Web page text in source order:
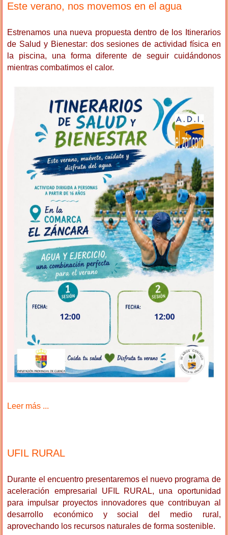
Este verano, nos movemos en el agua
Estrenamos una nueva propuesta dentro de los Itinerarios
de Salud y Bienestar: dos sesiones de actividad física en
la piscina, una forma diferente de seguir cuidándonos
mientras combatimos el calor.
Leer más ...
UFIL RURAL
Durante el encuentro presentaremos el nuevo programa de
aceleración empresarial UFIL RURAL, una oportunidad
para impulsar proyectos innovadores que contribuyan al
desarrollo económico y social del medio rural,
aprovechando los recursos naturales de forma sostenible.